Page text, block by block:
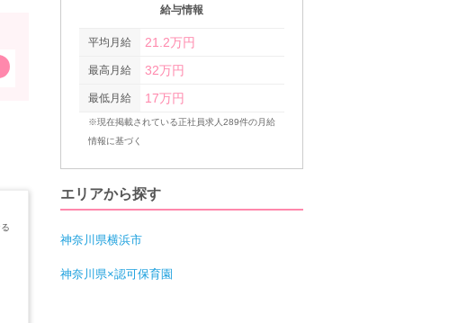
給与情報
平均月給 21.2万円
最高月給 32万円
最低月給 17万円
※現在掲載されている正社員求人289件の月給
情報に基づく
エリアから探す
神奈川県横浜市
神奈川県×認可保育園